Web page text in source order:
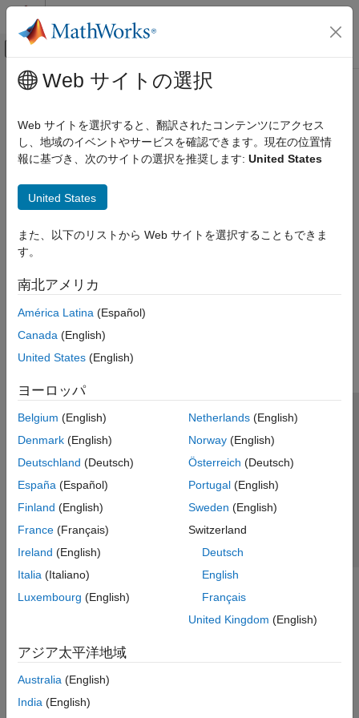
コンテンツへスキップ
オフキャンバス ナビゲーション メ
ドキュメンテーションのホーム
メインコンテンツ
この情報は役に立ちましたか？
Web サイトの選択
Web サイトを選択すると、翻訳されたコンテンツにアクセス
し、地域のイベントやサービスを確認できます。現在の位置情
報に基づき、次のサイトの選択を推奨します: United States
United States
また、以下のリストから Web サイトを選択することもできま
す。
南北アメリカ
América Latina (Español)
Canada (English)
United States (English)
ヨーロッパ
Belgium (English)
Denmark (English)
Deutschland (Deutsch)
España (Español)
Finland (English)
France (Français)
Ireland (English)
Italia (Italiano)
Luxembourg (English)
Netherlands(English)
Norway(English)
Österreich (Deutsch)
Portugal(English)
Sweden (English)
Switzerland
Deutsch
English
Français
United Kingdom (English)
アジア太平洋地域
Australia (English)
India (English)
トラストセンター
プライバシー ポリシー
違法コピー防止
アプリケーション ステータス
© 1994-2026 The MathWorks, Inc.